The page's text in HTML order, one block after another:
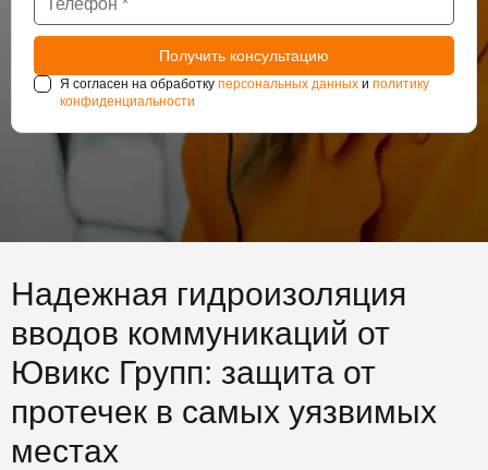
Я согласен на обработку персональных данных и политику
конфиденциальности
Надежная гидроизоляция
вводов коммуникаций от
Ювикс Групп: защита от
протечек в самых уязвимых
местах